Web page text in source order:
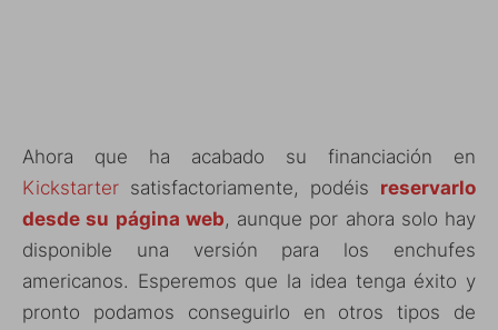
Ahora que ha acabado su financiación en
Kickstarter satisfactoriamente, podéis reservarlo
desde su página web, aunque por ahora solo hay
disponible una versión para los enchufes
americanos. Esperemos que la idea tenga éxito y
pronto podamos conseguirlo en otros tipos de